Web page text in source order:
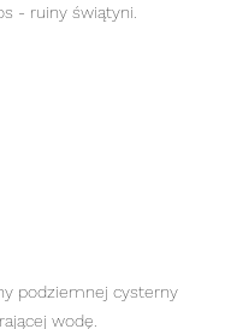
- ruiny świątyni.
podziemnej cysterny
wodę.